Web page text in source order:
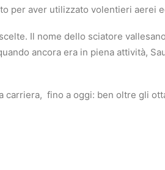
per aver utilizzato volentieri aerei
Il nome dello sciatore
ancora era in piena attività,
carriera, fino a oggi: ben oltre gli